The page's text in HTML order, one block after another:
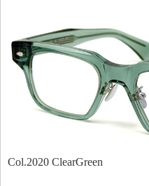
Col.2020 ClearGreen